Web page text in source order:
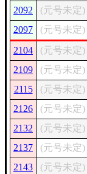
2092
(元号未定)
2097
(元号未定)
2104
(元号未定)
2109
(元号未定)
2115
(元号未定)
2126
(元号未定)
2132
(元号未定)
2137
(元号未定)
2143
(元号未定)